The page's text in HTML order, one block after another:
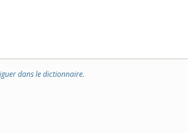
dans le dictionnaire.